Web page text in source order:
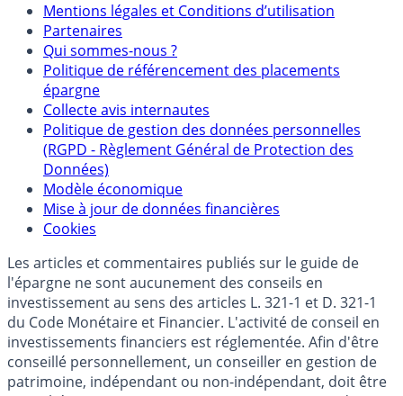
Mentions légales et Conditions d’utilisation
Partenaires
Qui sommes-nous ?
Politique de référencement des placements
épargne
Collecte avis internautes
Politique de gestion des données personnelles
(RGPD - Règlement Général de Protection des
Données)
Modèle économique
Mise à jour de données financières
Cookies
Les articles et commentaires publiés sur le guide de
l'épargne ne sont aucunement des conseils en
investissement au sens des articles L. 321-1 et D. 321-1
du Code Monétaire et Financier. L'activité de conseil en
investissements financiers est réglementée. Afin d'être
conseillé personnellement, un conseiller en gestion de
patrimoine, indépendant ou non-indépendant, doit être